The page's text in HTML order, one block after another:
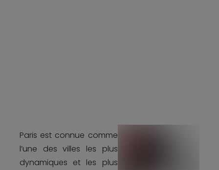
Paris est connue comme
l’une des villes les plus
dynamiques et les plus